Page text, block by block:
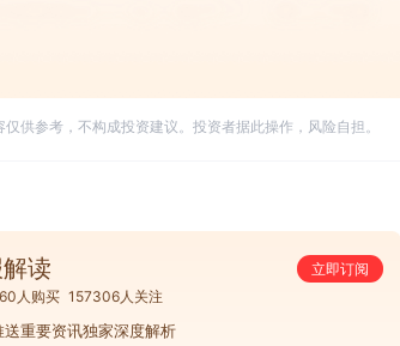
供参考，不构成投资建议。投资者据此操作，风险自担。
读
立即订阅
人购买 157306人关注
重要资讯独家深度解析